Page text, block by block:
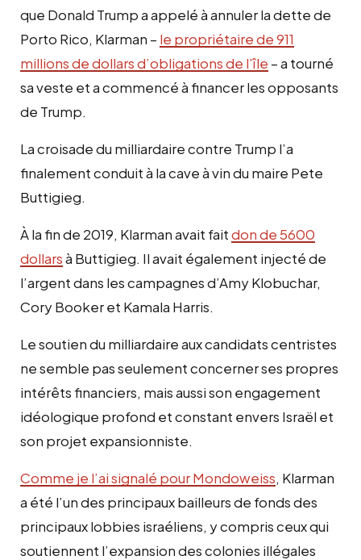
que Donald Trump a appelé à annuler la dette de
Porto Rico, Klarman – le propriétaire de 911
millions de dollars d’obligations de l’île – a tourné
sa veste et a commencé à financer les opposants
de Trump.
La croisade du milliardaire contre Trump l’a
finalement conduit à la cave à vin du maire Pete
Buttigieg.
À la fin de 2019, Klarman avait faitdon de 5600
dollarsà Buttigieg. Il avait également injecté de
l’argent dans les campagnes d’Amy Klobuchar,
Cory Booker et Kamala Harris.
Le soutien du milliardaire aux candidats centristes
ne semble pas seulement concerner ses propres
intérêts financiers, mais aussi son engagement
idéologique profond et constant envers Israël et
son projet expansionniste.
Comme je l’ai signalé pour Mondoweiss, Klarman
a été l’un des principaux bailleurs de fonds des
principaux lobbies israéliens, y compris ceux qui
soutiennent l’expansion des colonies illégales